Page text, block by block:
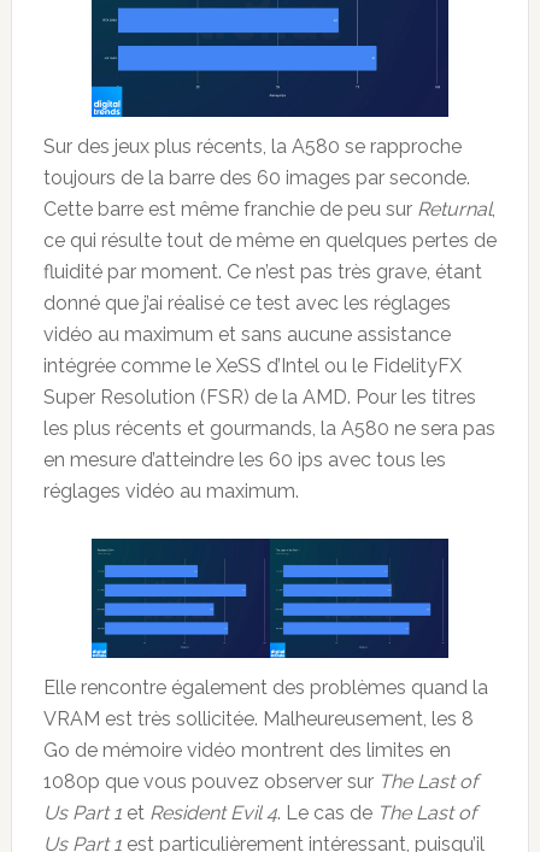
Sur des jeux plus récents, la A580 se rapproche
toujours de la barre des 60 images par seconde.
Cette barre est même franchie de peu sur Returnal,
ce qui résulte tout de même en quelques pertes de
fluidité par moment. Ce n’est pas très grave, étant
donné que j’ai réalisé ce test avec les réglages
vidéo au maximum et sans aucune assistance
intégrée comme le XeSS d’Intel ou le FidelityFX
Super Resolution (FSR) de la AMD. Pour les titres
les plus récents et gourmands, la A580 ne sera pas
en mesure d’atteindre les 60 ips avec tous les
réglages vidéo au maximum.
Elle rencontre également des problèmes quand la
VRAM est très sollicitée. Malheureusement, les 8
Go de mémoire vidéo montrent des limites en
1080p que vous pouvez observer sur The Last of
Us Part 1et Resident Evil 4. Le cas de The Last of
Us Part 1est particulièrement intéressant, puisqu’il